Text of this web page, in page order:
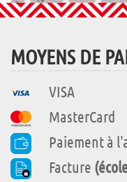
MOYENS DE
VISA
MasterCard
Paiement à
Facture